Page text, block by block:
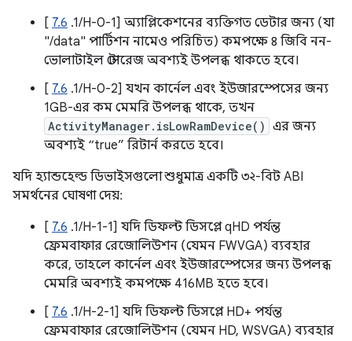
[ 7.6 .1/H-0-1] অ্যাপ্লিকেশনের ব্যক্তিগত ডেটার জন্য (যা
"/data" পার্টিশন নামেও পরিচিত) কমপক্ষে ৪ জিবি নন-
ভোলাটাইল স্টোরেজ অবশ্যই উপলব্ধ থাকতে হবে।
[ 7.6 .1/H-0-2] যখন কার্নেল এবং ইউজারস্পেসের জন্য
1GB-এর কম মেমরি উপলব্ধ থাকে, তখন
ActivityManager.isLowRamDevice() এর জন্য
অবশ্যই “true” রিটার্ন করতে হবে।
যদি হ্যান্ডহেল্ড ডিভাইসগুলো শুধুমাত্র একটি ৩২-বিট ABI
সমর্থনের ঘোষণা দেয়:
[ 7.6 .1/H-1-1] যদি ডিফল্ট ডিসপ্লে qHD পর্যন্ত
ফ্রেমবাফার রেজোলিউশন (যেমন FWVGA) ব্যবহার
করে, তাহলে কার্নেল এবং ইউজারস্পেসের জন্য উপলব্ধ
মেমরি অবশ্যই কমপক্ষে 416MB হতে হবে।
[ 7.6 .1/H-2-1] যদি ডিফল্ট ডিসপ্লে HD+ পর্যন্ত
ফ্রেমবাফার রেজোলিউশন (যেমন HD, WSVGA) ব্যবহার